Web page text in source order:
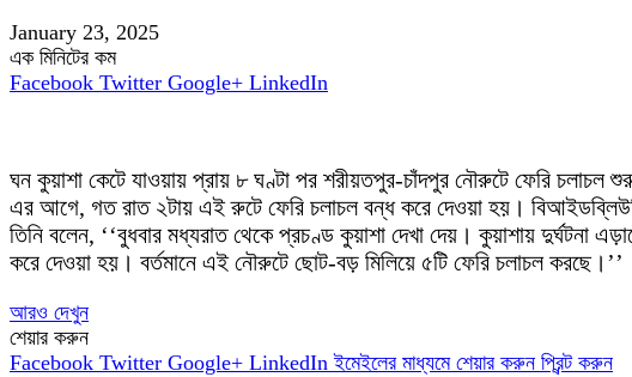
January 23, 2025
এক মিনিটের কম
Facebook Twitter Google+ LinkedIn
ঘন কুয়াশা কেটে যাওয়ায় প্রায় ৮ ঘণ্টা পর শরীয়তপুর-চাঁদপুর নৌরুটে ফেরি চলাচল
এর আগে, গত রাত ২টায় এই রুটে ফেরি চলাচল বন্ধ করে দেওয়া হয়।
তিনি বলেন, ‘‘বুধবার মধ্যরাত থেকে প্রচণ্ড কুয়াশা দেখা দেয়। কুয়াশায় দুর্ঘটনা
করে দেওয়া হয়। বর্তমানে এই নৌরুটে ছোট-বড় মিলিয়ে ৫টি ফেরি চলাচল করছে।’’
আরও দেখুন
শেয়ার করুন
Facebook Twitter Google+ LinkedIn ইমেইলের মাধ্যমে শেয়ার করুন প্রিন্ট করুন